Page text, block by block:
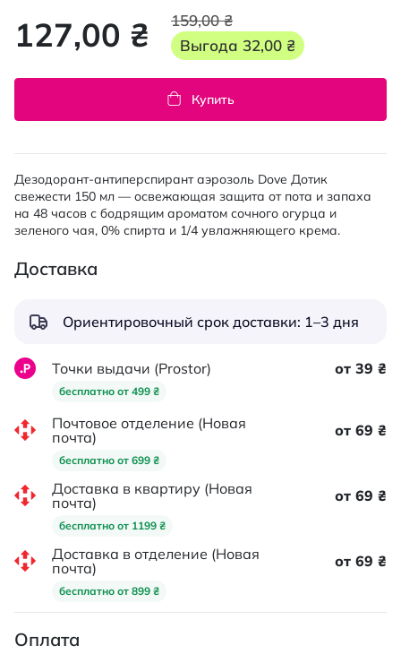
127,00 ₴
159,00 ₴
Выгода 32,00 ₴
Купить
Дезодорант-антиперспирант аэрозоль Dove Дотик
свежести 150 мл — освежающая защита от пота и запаха
на 48 часов с бодрящим ароматом сочного огурца и
зеленого чая, 0% спирта и 1/4 увлажняющего крема.
Доставка
Ориентировочный срок доставки: 1–3 дня
Точки выдачи (Prostor)
бесплатно от 499 ₴
от 39 ₴
Почтовое отделение (Новая
почта)
бесплатно от 699 ₴
от 69 ₴
Доставка в квартиру (Новая
почта)
бесплатно от 1199 ₴
от 69 ₴
Доставка в отделение (Новая
почта)
бесплатно от 899 ₴
от 69 ₴
Оплата